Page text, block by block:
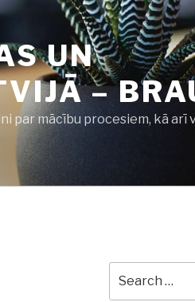
UN
–
par mācību procesiem, kā arī
for: